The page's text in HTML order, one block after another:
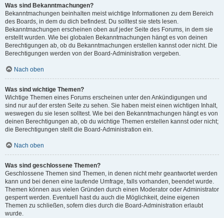
Was sind Bekanntmachungen?
Bekanntmachungen beinhalten meist wichtige Informationen zu dem Bereich
des Boards, in dem du dich befindest. Du solltest sie stets lesen.
Bekanntmachungen erscheinen oben auf jeder Seite des Forums, in dem sie
erstellt wurden. Wie bei globalen Bekanntmachungen hängt es von deinen
Berechtigungen ab, ob du Bekanntmachungen erstellen kannst oder nicht. Die
Berechtigungen werden von der Board-Administration vergeben.
Nach oben
Was sind wichtige Themen?
Wichtige Themen eines Forums erscheinen unter den Ankündigungen und
sind nur auf der ersten Seite zu sehen. Sie haben meist einen wichtigen Inhalt,
weswegen du sie lesen solltest. Wie bei den Bekanntmachungen hängt es von
deinen Berechtigungen ab, ob du wichtige Themen erstellen kannst oder nicht;
die Berechtigungen stellt die Board-Administration ein.
Nach oben
Was sind geschlossene Themen?
Geschlossene Themen sind Themen, in denen nicht mehr geantwortet werden
kann und bei denen eine laufende Umfrage, falls vorhanden, beendet wurde.
Themen können aus vielen Gründen durch einen Moderator oder Administrator
gesperrt werden. Eventuell hast du auch die Möglichkeit, deine eigenen
Themen zu schließen, sofern dies durch die Board-Administration erlaubt
wurde.